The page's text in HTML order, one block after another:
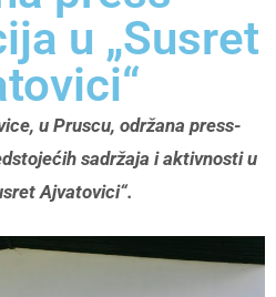
u „Susret
u Pruscu, održana press-
sadržaja i aktivnosti u
Ajvatovici“.